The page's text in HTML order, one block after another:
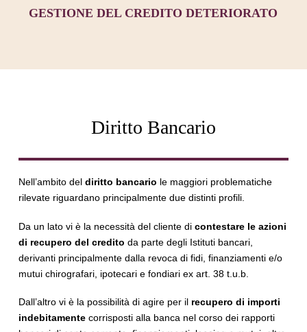
GESTIONE DEL CREDITO DETERIORATO
Diritto Bancario
Nell’ambito del diritto bancario le maggiori problematiche
rilevate riguardano principalmente due distinti profili.
Da un lato vi è la necessità del cliente dicontestare le azioni
di recupero del credito da parte degli Istituti bancari,
derivanti principalmente dalla revoca di fidi, finanziamenti e/o
mutui chirografari, ipotecari e fondiari ex art. 38 t.u.b.
Dall’altro vi è la possibilità di agire per il recupero di importi
indebitamentecorrisposti alla banca nel corso dei rapporti